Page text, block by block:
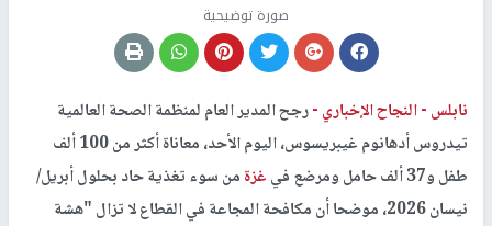
صورة توضيحية
نابلس -النجاح الإخباري -رجح المدير العام لمنظمة الصحة العالمية
تيدروس أدهانوم غيبريسوس، اليوم الأحد، معاناة أكثر من 100 ألف
طفل و37 ألف حامل ومرضع في
غزةمن سوء تغذية حاد بحلول أبريل/
نيسان 2026، موضحا أن مكافحة المجاعة في القطاع لا تزال "هشة